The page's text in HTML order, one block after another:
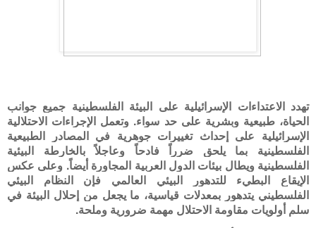
تهدد الاعتداءات الإسرائيلية على البيئة الفلسطينية جميع جوانب
الحياة، طبيعية وبشرية على حد سواء. وتعمل الإجراءات الاحتلالية
الإسرائيلية على إحداث تغييرات جوهرية في المصادر الطبيعية
الفلسطينية بما يلحق ضرراً فادحاً وعاجلاً بالخارطة البيئية
الفلسطينية ويطال بيئات الدول العربية المجاورة أيضاً. وعلى عكس
الإيقاع البطيء للتدهور البيئي العالمي فإن النظام البيئي
الفلسطيني يتدهور بمعدلات قياسية، ما يجعل من إحلال البيئة في
سلم أولويات مقاومة الاحتلال مهمة ضرورية وملحة.